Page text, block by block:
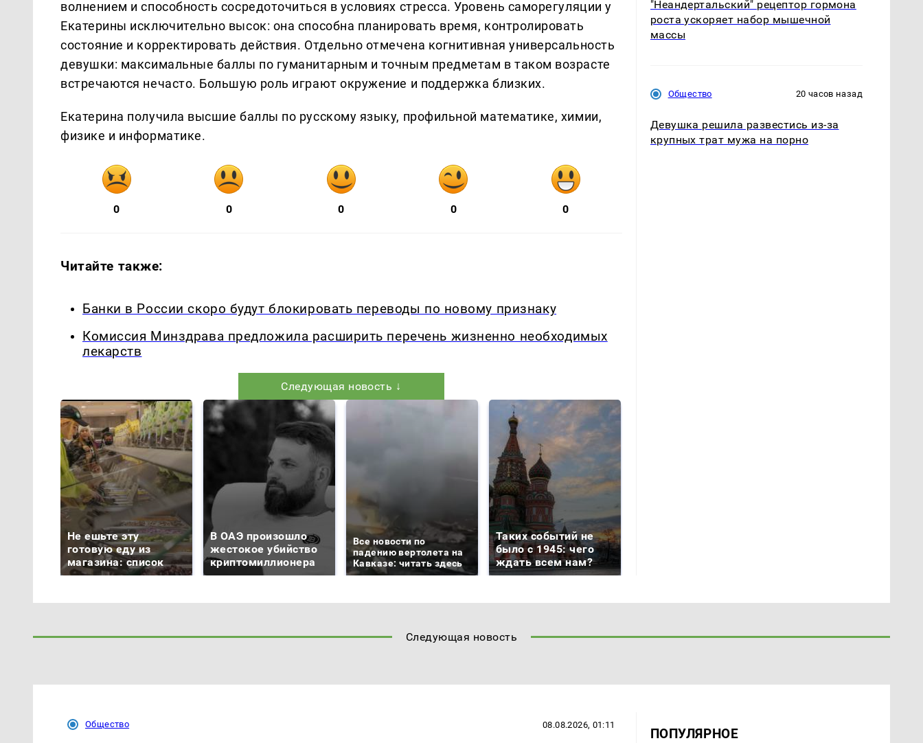
волнением и способность сосредоточиться в условиях стресса. Уровень саморегуляции у
Екатерины исключительно высок: она способна планировать время, контролировать
состояние и корректировать действия. Отдельно отмечена когнитивная универсальность
девушки: максимальные баллы по гуманитарным и точным предметам в таком возрасте
встречаются нечасто. Большую роль играют окружение и поддержка близких.
Екатерина получила высшие баллы по русскому языку, профильной математике, химии,
физике и информатике.
0 0 0 0 0
Читайте также:
Банки в России скоро будут блокировать переводы по новому признаку
Комиссия Минздрава предложила расширить перечень жизненно необходимых
лекарств
Следующая новость ↓
Не ешьте эту
готовую еду из
магазина: список
В ОАЭ произошло
жестокое убийство
криптомиллионера
Все новости по
падению вертолета на
Кавказе: читать здесь
Таких событий не
было с 1945: чего
ждать всем нам?
"Неандертальский" рецептор гормона
роста ускоряет набор мышечной
массы
Общество 20 часов назад
Девушка решила развестись из-за
крупных трат мужа на порно
Следующая новость
Общество 08.08.2026, 01:11
ПОПУЛЯРНОЕ